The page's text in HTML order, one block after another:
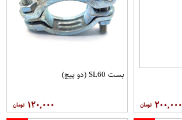
۲۰۰,۰۰۰
بست SL60 (دو پیچ)
۱۲۰,۰۰۰